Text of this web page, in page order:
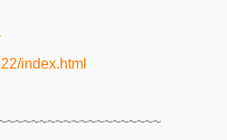
index.html